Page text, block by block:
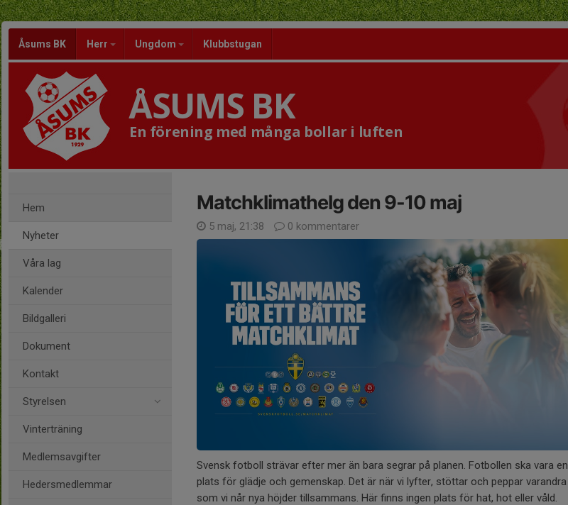
Åsums BK Herr Ungdom Klubbstugan
ÅSUMS BK
En förening med många bollar i luften
Hem
Nyheter
Våra lag
Kalender
Bildgalleri
Dokument
Kontakt
Styrelsen
Vinterträning
Medlemsavgifter
Hedersmedlemmar
Matchklimathelg den 9-10 maj
5 maj, 21:38 0 kommentarer
Svensk fotboll strävar efter mer än bara segrar på planen. Fotbollen ska vara en
plats för glädje och gemenskap. Det är när vi lyfter, stöttar och peppar varandra
som vi når nya höjder tillsammans. Här finns ingen plats för hat, hot eller våld.